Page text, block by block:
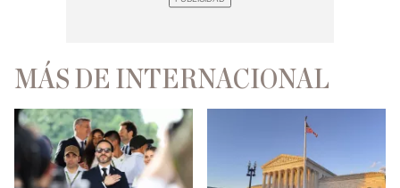
MÁS DE INTERNACIONAL